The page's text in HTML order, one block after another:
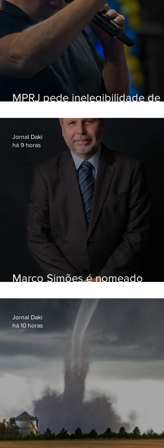
MPRJ pede inelegibilidade de
Marco Simões é nomeado
Jornal Daki
há 9 horas
Jornal Daki
há 10 horas